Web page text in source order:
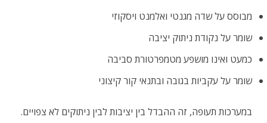
מבוסס על שדה מגנטי ואלמנט ויסקוזי
שומר על נקודת ניתוק יציבה
כמעט ואינו מושפע מטמפרטורת סביבה
שומר על עקביות בגובה ובתנאי קור קיצוני
במערכות תעופה, זה ההבדל בין יציבות לבין ניתוקים לא צפויים.